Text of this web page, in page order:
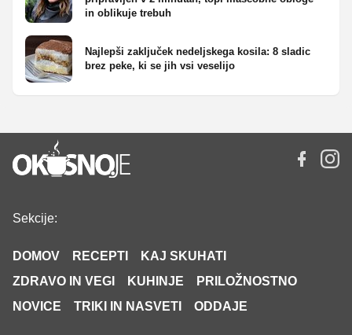
in oblikuje trebuh
Najlepši zaključek nedeljskega kosila: 8 sladic
brez peke, ki se jih vsi veselijo
Sekcije:
DOMOV RECEPTI
KAJ SKUHATI
ZDRAVO IN VEGI
KUHINJE
PRILOŽNOSTNO
NOVICE
TRIKI IN NASVETI ODDAJE